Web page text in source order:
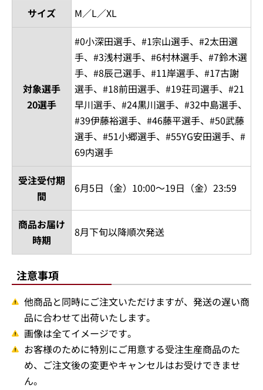
サイズ
M／L／XL
対象選手
20選手
#0小深田選手、#1宗山選手、#2太田選
手、#3浅村選手、#6村林選手、#7鈴木選
手、#8辰己選手、#11岸選手、#17古謝
選手、#18前田選手、#19荘司選手、#21
早川選手、#24黒川選手、#32中島選手、
#39伊藤裕選手、#46藤平選手、#50武藤
選手、#51小郷選手、#55YG安田選手、#
69内選手
受注受付期
間
6月5日（金）10:00～19日（金）23:59
商品お届け
時期
8月下旬以降順次発送
注意事項
他商品と同時にご注文いただけますが、発送の遅い商
品に合わせて出荷いたします。
画像は全てイメージです。
お客様のために特別にご用意する受注生産商品のた
め、ご注文後の変更やキャンセルはお受けできませ
ん。